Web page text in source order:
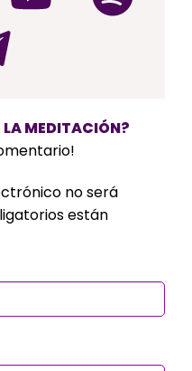
LA MEDITACIÓN?
no será
están